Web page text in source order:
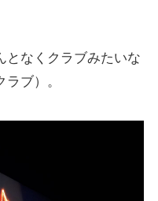
となくクラブみたいな
ブ）。